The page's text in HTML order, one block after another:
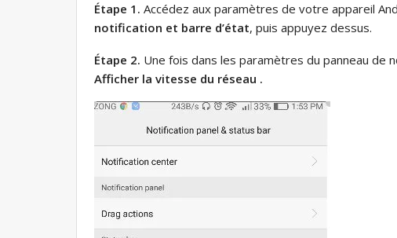
Étape 1. Accédez aux paramètres de votre appareil
notification et barre d’état, puis appuyez dessus.
Étape 2. Une fois dans les paramètres du panneau de
Afficher la vitesse du réseau .